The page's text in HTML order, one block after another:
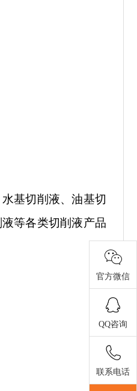
基切削液、油基切
等各类切削液产品
官方微信
QQ咨询
联系电话